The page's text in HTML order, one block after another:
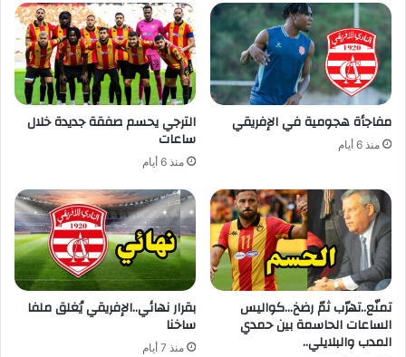
مفاجأة هجومية في الإفريقي
منذ 6 أيام
الترجي يحسم صفقة جديدة خلال
ساعات
منذ 6 أيام
تمنّع..تهرّب ثمّ رضخ…كواليس
الساعات الحاسمة بين حمدي
المدب والبلايلي..
بقرار نهائي..الإفريقي يُغلق ملفا
ساخنا
منذ 7 أيام